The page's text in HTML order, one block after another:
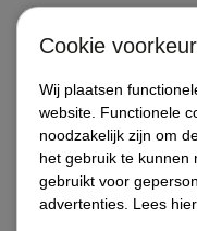
Cookie
Wij plaatsen
website. Functionele
noodzakelijk zijn om
het gebruik te kunnen
gebruikt voor
advertenties. Lees